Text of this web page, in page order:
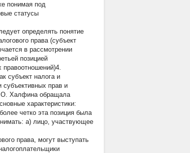
понимая под
статусы
определять понятие
права (субъект
в рассмотрении
позицией
правоотношений)4.
субъект налога и
субъективных прав и
Халфина обращала
характеристики:
четко эта позиция была
а) лицо, участвующее
права, могут выступать